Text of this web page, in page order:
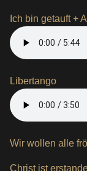
Ich bin getauft +
Libertango
Wir wollen alle
Christ ist